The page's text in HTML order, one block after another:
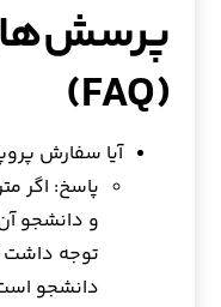
(FAQ)
آیا سفارش
پاسخ: اگر
و دانشجو آن
توجه داشت
دانشجو